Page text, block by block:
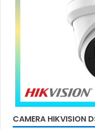
CAMERA HIKVISION